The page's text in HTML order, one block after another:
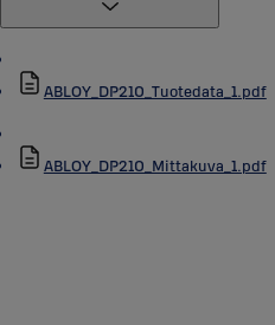
ABLOY_DP210_Tuotedata_1.pdf
ABLOY_DP210_Mittakuva_1.pdf